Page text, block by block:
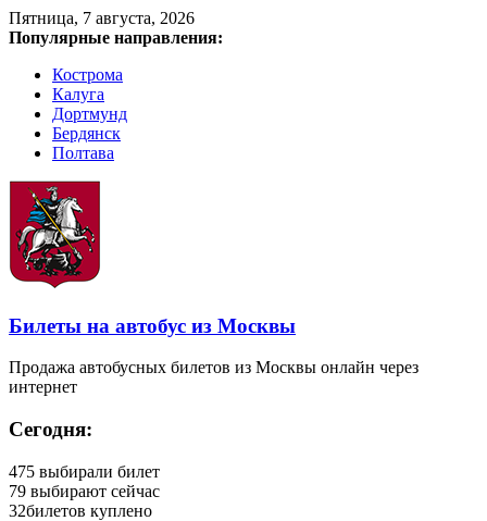
Пятница, 7 августа, 2026
Популярные направления:
Кострома
Калуга
Дортмунд
Бердянск
Полтава
Билеты на автобус из Москвы
Продажа автобусных билетов из Москвы онлайн через
интернет
Сегодня:
475 выбирали билет
79 выбирают сейчас
32билетов куплено